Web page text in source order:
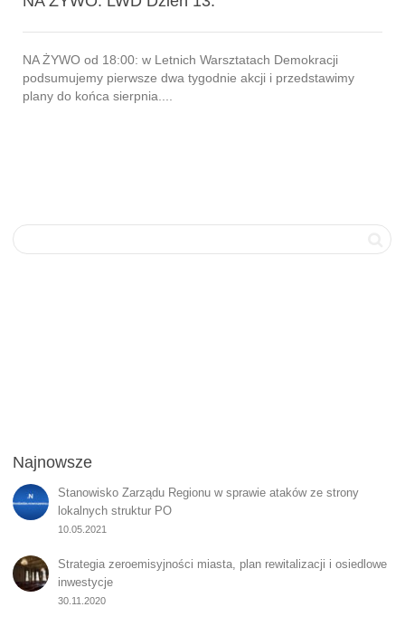
NA ŻYWO od 18:00: w Letnich Warsztatach Demokracji
podsumujemy pierwsze dwa tygodnie akcji i przedstawimy
plany do końca sierpnia....
Najnowsze
Stanowisko Zarządu Regionu w sprawie ataków ze strony
lokalnych struktur PO
10.05.2021
Strategia zeroemisyjności miasta, plan rewitalizacji i osiedlowe
inwestycje
30.11.2020